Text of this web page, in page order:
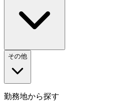
その他
勤務地から探す